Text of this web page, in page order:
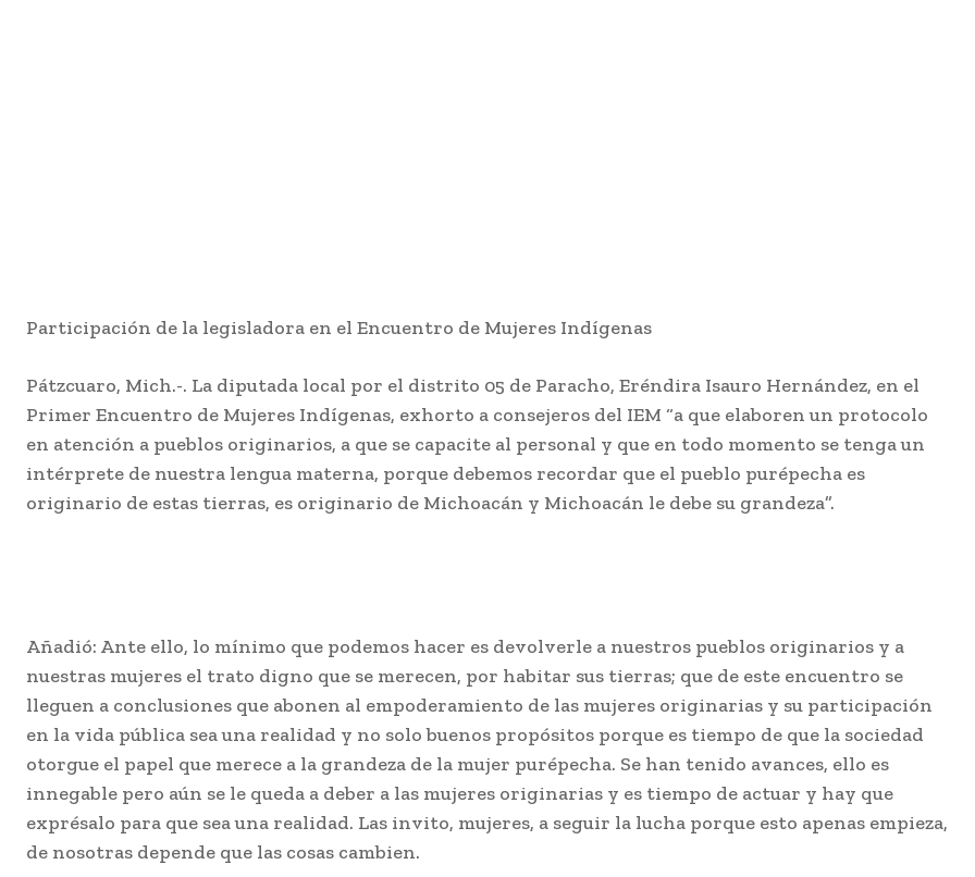
Participación de la legisladora en el Encuentro de Mujeres Indígenas
Pátzcuaro, Mich.-. La diputada local por el distrito 05 de Paracho, Eréndira Isauro Hernández, en el
Primer Encuentro de Mujeres Indígenas, exhorto a consejeros del IEM “a que elaboren un protocolo
en atención a pueblos originarios, a que se capacite al personal y que en todo momento se tenga un
intérprete de nuestra lengua materna, porque debemos recordar que el pueblo purépecha es
originario de estas tierras, es originario de Michoacán y Michoacán le debe su grandeza”.
Añadió: Ante ello, lo mínimo que podemos hacer es devolverle a nuestros pueblos originarios y a
nuestras mujeres el trato digno que se merecen, por habitar sus tierras; que de este encuentro se
lleguen a conclusiones que abonen al empoderamiento de las mujeres originarias y su participación
en la vida pública sea una realidad y no solo buenos propósitos porque es tiempo de que la sociedad
otorgue el papel que merece a la grandeza de la mujer purépecha. Se han tenido avances, ello es
innegable pero aún se le queda a deber a las mujeres originarias y es tiempo de actuar y hay que
exprésalo para que sea una realidad. Las invito, mujeres, a seguir la lucha porque esto apenas empieza,
de nosotras depende que las cosas cambien.